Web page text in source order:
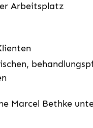
Arbeitsplatz
Marcel Bethke